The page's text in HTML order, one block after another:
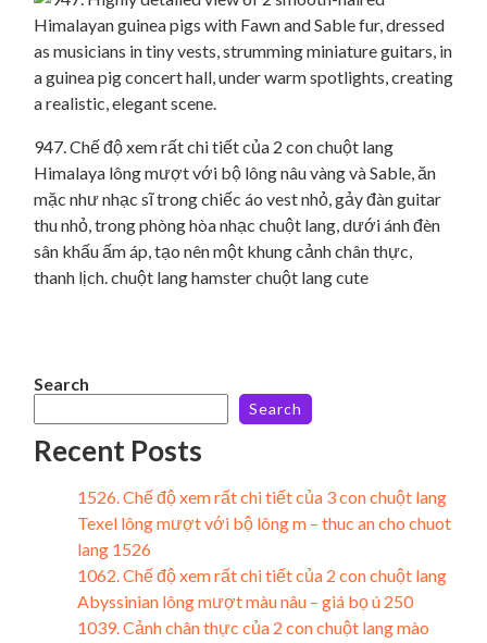
947. Chế độ xem rất chi tiết của 2 con chuột lang
Himalaya lông mượt với bộ lông nâu vàng và Sable, ăn
mặc như nhạc sĩ trong chiếc áo vest nhỏ, gảy đàn guitar
thu nhỏ, trong phòng hòa nhạc chuột lang, dưới ánh đèn
sân khấu ấm áp, tạo nên một khung cảnh chân thực,
thanh lịch. chuột lang hamster chuột lang cute
Search
Search
Recent Posts
1526. Chế độ xem rất chi tiết của 3 con chuột lang
Texel lông mượt với bộ lông m – thuc an cho chuot
lang 1526
1062. Chế độ xem rất chi tiết của 2 con chuột lang
Abyssinian lông mượt màu nâu – giá bọ ú 250
1039. Cảnh chân thực của 2 con chuột lang mào